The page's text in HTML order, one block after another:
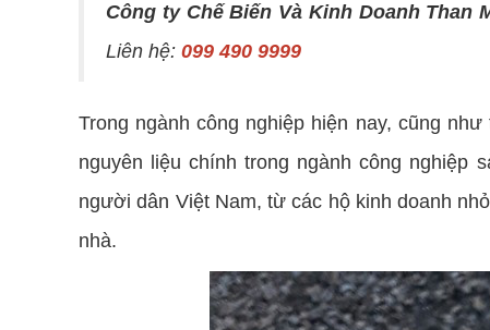
Công ty Chế Biến Và Kinh Doanh Than
Liên hệ: 099 490 9999
Trong ngành công nghiệp hiện nay, cũng
nguyên liệu chính trong ngành công nghiệp
người dân Việt Nam, từ các hộ kinh doanh
nhà.